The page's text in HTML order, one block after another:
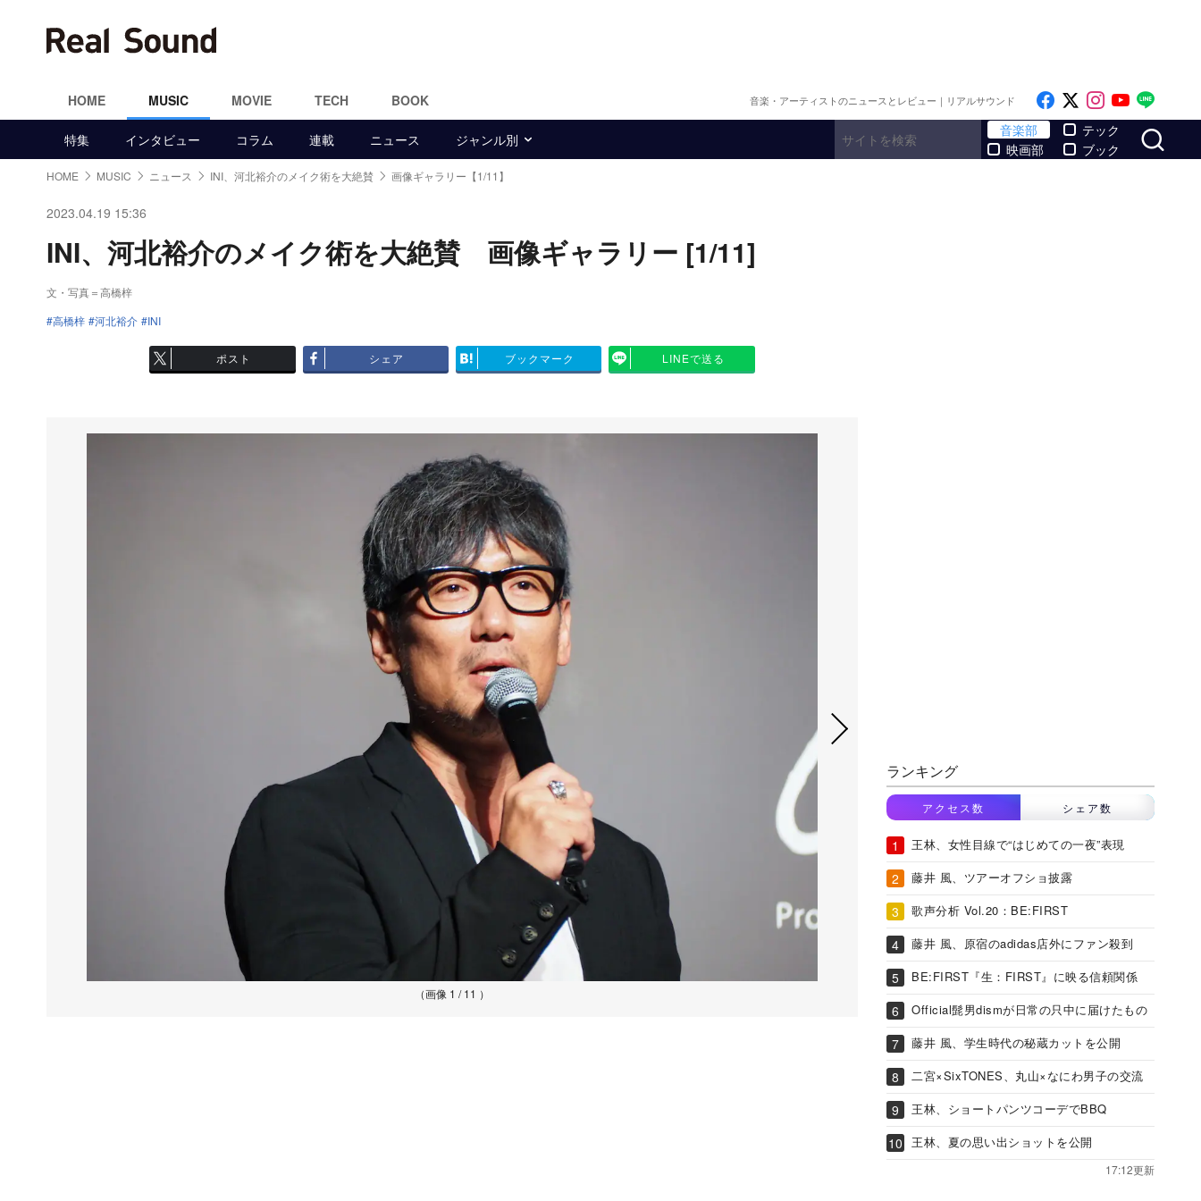
HOME MUSIC MOVIE TECH BOOK 音楽・アーティストのニュースとレビュー｜リアルサウンド Like on Facebook
Follow on x
Follow on
Follow
特集 インタビュー コラム 連載 ニュース ジャンル別
音楽部
映画部
テック
ブック
HOME MUSIC ニュース INI、河北裕介のメイク術を大絶賛 画像ギャラリー【1/11】
2023.04.19 15:36
INI、河北裕介のメイク術を大絶賛 画像ギャラリー [1/11]
文・写真＝高橋梓
高橋梓
河北裕介 INI
ポスト シェア ブックマーク LINEで送る
（画像 1 / 11 ）
ランキング
アクセス数 シェア数
王林、女性目線で“はじめての一夜”表現
藤井 風、ツアーオフショ披露
歌声分析 Vol.20：BE:FIRST
藤井 風、原宿のadidas店外にファン殺到
BE:FIRST『生：FIRST』に映る信頼関係
Official髭男dismが日常の只中に届けたもの
藤井 風、学生時代の秘蔵カットを公開
二宮×SixTONES、丸山×なにわ男子の交流
王林、ショートパンツコーデでBBQ
王林、夏の思い出ショットを公開
17:12更新